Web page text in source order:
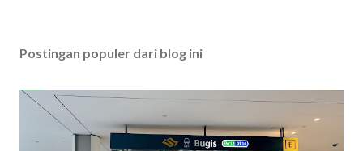
Postingan populer dari blog ini